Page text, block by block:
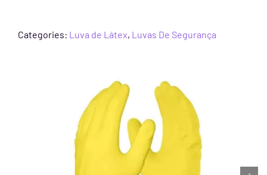
Categories: Luva de Látex, Luvas De Segurança